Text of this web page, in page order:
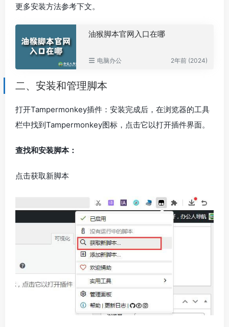
更多安装方法参考下文。
油猴脚本官网入口在哪
电脑办公 2年前 (2024)
二、安装和管理脚本
打开Tampermonkey插件：安装完成后，在浏览器的工具
栏中找到Tampermonkey图标，点击它以打开插件界面。
查找和安装脚本：
点击获取新脚本